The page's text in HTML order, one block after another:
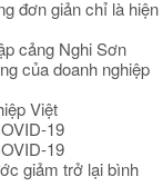
đơn giản chỉ là hiện
cảng Nghi Sơn
của doanh nghiệp
Việt
19
19
giảm trở lại bình